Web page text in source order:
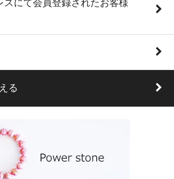
スにて会員登録されたお客様
る